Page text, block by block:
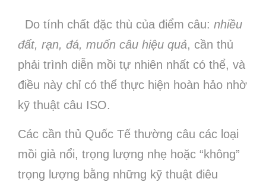
Do tính chất đặc thù của điểm câu: nhiều
đất, rạn, đá, muốn câu hiệu quả, cần thủ
phải trình diễn mồi tự nhiên nhất có thể, và
điều này chỉ có thể thực hiện hoàn hảo nhờ
kỹ thuật câu ISO.
Các cần thủ Quốc Tế thường câu các loại
mồi giả nổi, trọng lượng nhẹ hoặc “không”
trọng lượng bằng những kỹ thuật điêu